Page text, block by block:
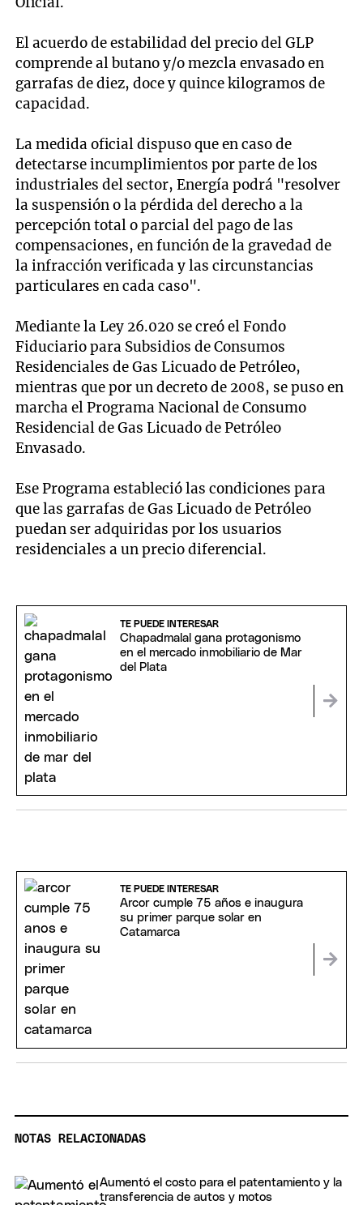
El acuerdo de estabilidad del precio del GLP
comprende al butano y/o mezcla envasado en
garrafas de diez, doce y quince kilogramos de
capacidad.
La medida oficial dispuso que en caso de
detectarse incumplimientos por parte de los
industriales del sector, Energía podrá "resolver
la suspensión o la pérdida del derecho a la
percepción total o parcial del pago de las
compensaciones, en función de la gravedad de
la infracción verificada y las circunstancias
particulares en cada caso".
Mediante la Ley 26.020 se creó el Fondo
Fiduciario para Subsidios de Consumos
Residenciales de Gas Licuado de Petróleo,
mientras que por un decreto de 2008, se puso en
marcha el Programa Nacional de Consumo
Residencial de Gas Licuado de Petróleo
Envasado.
Ese Programa estableció las condiciones para
que las garrafas de Gas Licuado de Petróleo
puedan ser adquiridas por los usuarios
residenciales a un precio diferencial.
TE PUEDE INTERESAR
Chapadmalal gana protagonismo
en el mercado inmobiliario de Mar
del Plata
TE PUEDE INTERESAR
Arcor cumple 75 años e inaugura
su primer parque solar en
Catamarca
NOTAS RELACIONADAS
Aumentó el costo para el patentamiento y la
transferencia de autos y motos